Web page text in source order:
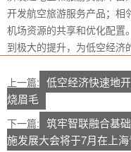
开发航空旅游服务产品；相
机场资源的共享和优化配置
到极大的提升，为低空经济
上一篇: 低空经济快速地
烧眉毛
下一篇: 筑牢智联融合基
施发展大会将于7月在上